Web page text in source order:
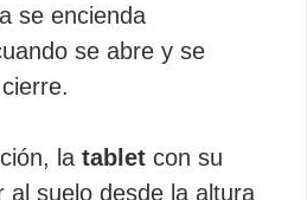
se encienda
se abre y se
la tablet con su
al suelo desde la altura